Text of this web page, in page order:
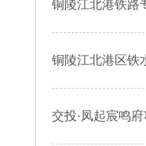
铜陵江北港铁路
铜陵江北港区铁
交投·凤起宸鸣